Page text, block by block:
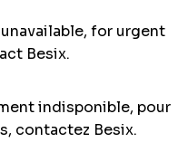
for urgent
Besix.
indisponible, pour
contactez Besix.